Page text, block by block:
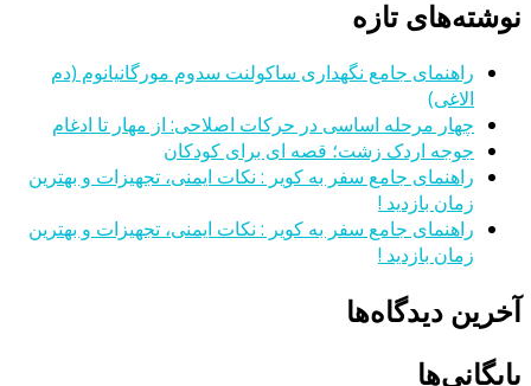
نوشته‌های تازه
راهنمای جامع نگهداری ساکولنت سدوم مورگانیانوم (دم
الاغی)
چهار مرحله اساسی در حرکات اصلاحی: از مهار تا ادغام
جوجه اردک زشت؛ قصه ای برای کودکان
راهنمای جامع سفر به کویر : نکات ایمنی، تجهیزات و بهترین
زمان بازدید !
راهنمای جامع سفر به کویر : نکات ایمنی، تجهیزات و بهترین
زمان بازدید !
آخرین دیدگاه‌ها
بایگانی‌ها